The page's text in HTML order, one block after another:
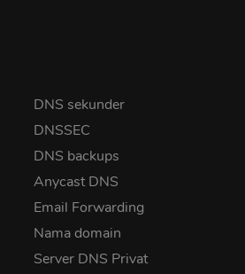
DNS sekunder
DNSSEC
DNS backups
Anycast DNS
Email Forwarding
Nama domain
Server DNS Privat